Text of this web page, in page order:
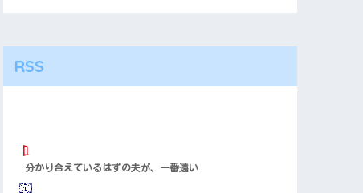
RSS
分かり合えているはずの夫が、一番遠い